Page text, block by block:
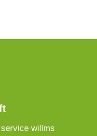
willms